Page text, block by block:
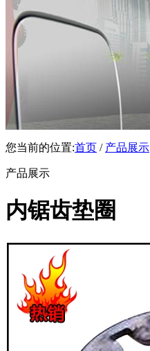
您当前的位置:首页 / 产品展示
产品展示
内锯齿垫圈